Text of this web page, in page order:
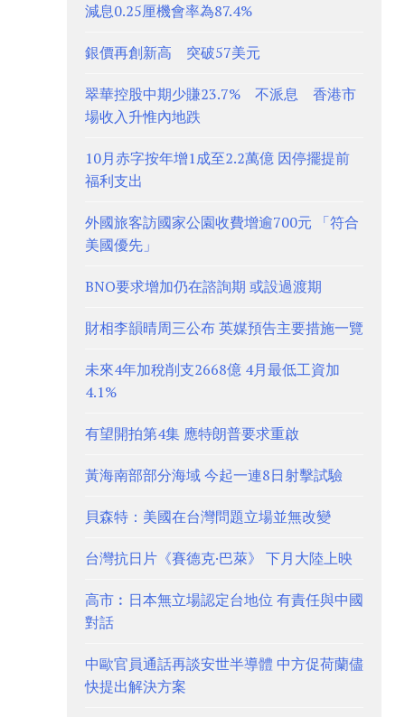
減息0.25厘機會率為87.4%
銀價再創新高 突破57美元
翠華控股中期少賺23.7% 不派息 香港市
場收入升惟內地跌
10月赤字按年增1成至2.2萬億 因停擺提前
福利支出
外國旅客訪國家公園收費增逾700元 「符合
美國優先」
BNO要求增加仍在諮詢期 或設過渡期
財相李韻晴周三公布 英媒預告主要措施一覽
未來4年加稅削支2668億 4月最低工資加
4.1%
有望開拍第4集 應特朗普要求重啟
黃海南部部分海域 今起一連8日射擊試驗
貝森特：美國在台灣問題立場並無改變
台灣抗日片《賽德克·巴萊》 下月大陸上映
高市︰日本無立場認定台地位 有責任與中國
對話
中歐官員通話再談安世半導體 中方促荷蘭儘
快提出解決方案